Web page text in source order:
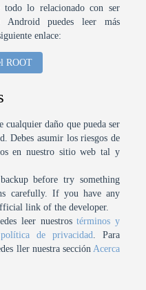
lo relacionado con ser
puedes leer más
enlace:
ROOT
cualquier daño que pueda ser
Debes asumir los riesgos de
en nuestro sitio web tal y
before try something
carefully. If you have any
link of the developer.
leer nuestrostérminos y
política de privacidad. Para
ller nuestra sección Acerca